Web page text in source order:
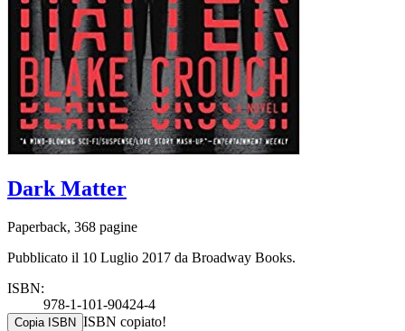
Dark Matter
Paperback, 368 pagine
Pubblicato il 10 Luglio 2017 da Broadway Books.
ISBN:
978-1-101-90424-4
Copia ISBN ISBN copiato!